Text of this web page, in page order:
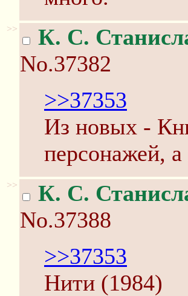
>> К. С.
No.37382
>>37353
Из новых -
персонажей, а
>> К. С.
No.37388
>>37353
Нити (1984)